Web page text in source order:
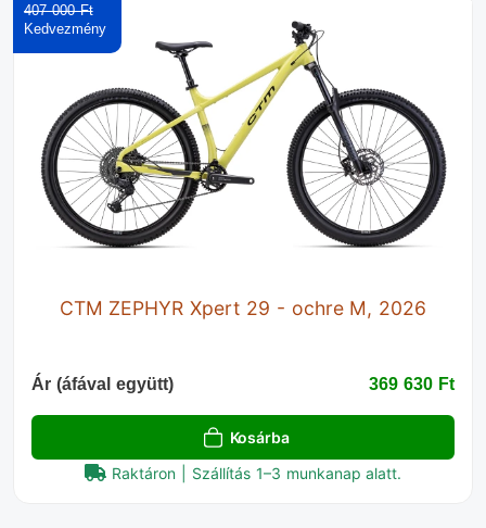
CTM ZEPHYR Xpert 29 - ochre M, 2026
407 000 Ft‎
Ár (áfával együtt) 369 630 Ft‎
Kosárba
Raktáron | Szállítás 1–3 munkanap alatt.